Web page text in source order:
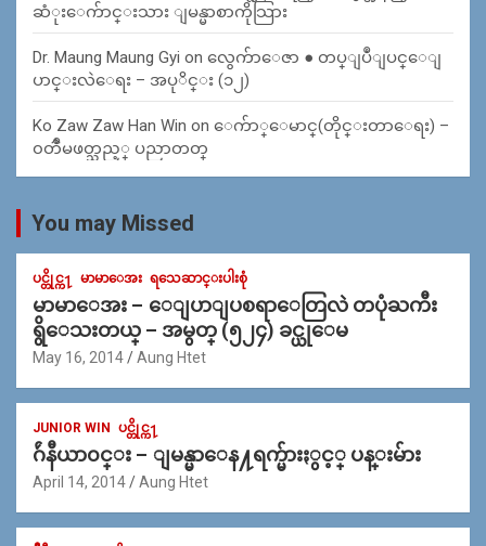
ဆံုးေက်ာင္းသား ျမန္မာစာကိုသြား
Dr. Maung Maung Gyi on လွေက်ာေဇာ ● တပ္ျပဳျပင္ေျ
ပာင္းလဲေရး – အပုိင္း (၁၂)
Ko Zaw Zaw Han Win on ေက်ာ္ေမာင္(တိုင္းတာေရး) –
၀တၳဳမဖတ္သည့္ ပညာတတ္
You may Missed
ပင္တိုင္က႑ မာမာေအး ရသေဆာင္းပါးစုံ
မာမာေအး – ေျပာျပစရာေတြလဲ တပုံႀကီး
ရွိေသးတယ္ – အမွတ္ (၅၂၄) ခင္ယုေမ
May 16, 2014 Aung Htet
JUNIOR WIN ပင္တိုင္က႑
ဂ်ဴနီယာ၀င္း – ျမန္မာေန႔ရက္မ်ားႏွင့္ ပန္းမ်ား
April 14, 2014 Aung Htet